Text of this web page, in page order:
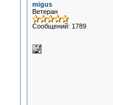
migus
Ветеран
Сообщений: 1789